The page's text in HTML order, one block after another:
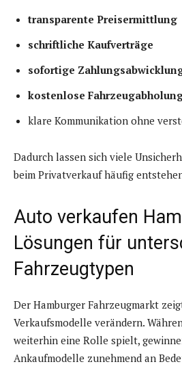
transparente Preisermittlung
schriftliche Kaufverträge
sofortige
kostenlose
klare Kommunikation ohne
Dadurch lassen sich viele
beim Privatverkauf häufig
Auto verkaufen
Lösungen für
Fahrzeugtypen
Der Hamburger Fahrzeugmarkt
Verkaufsmodelle verändern.
weiterhin eine Rolle spielt,
Ankaufmodelle zunehmend an